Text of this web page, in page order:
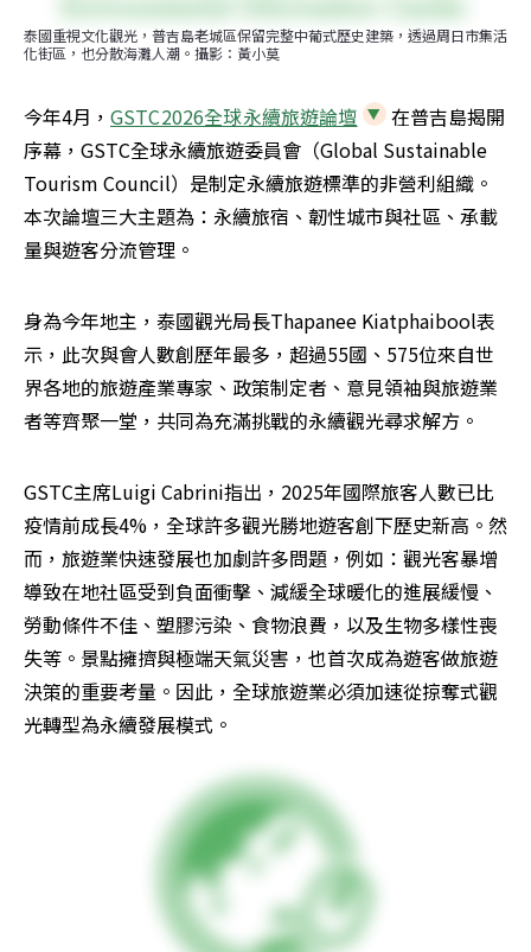
泰國重視文化觀光，普吉島老城區保留完整中葡式歷史建築，透過周日市集活
化街區，也分散海灘人潮。攝影：黃小莫
今年4月， GSTC2026全球永續旅遊論壇
在普吉島揭開
序幕，GSTC全球永續旅遊委員會（Global Sustainable
Tourism Council）是制定永續旅遊標準的非營利組織。
本次論壇三大主題為：永續旅宿、韌性城市與社區、承載
量與遊客分流管理。
身為今年地主，泰國觀光局長Thapanee Kiatphaibool表
示，此次與會人數創歷年最多，超過55國、575位來自世
界各地的旅遊產業專家、政策制定者、意見領袖與旅遊業
者等齊聚一堂，共同為充滿挑戰的永續觀光尋求解方。
GSTC主席Luigi Cabrini指出，2025年國際旅客人數已比
疫情前成長4%，全球許多觀光勝地遊客創下歷史新高。然
而，旅遊業快速發展也加劇許多問題，例如：觀光客暴增
導致在地社區受到負面衝擊、減緩全球暖化的進展緩慢、
勞動條件不佳、塑膠污染、食物浪費，以及生物多樣性喪
失等。景點擁擠與極端天氣災害，也首次成為遊客做旅遊
決策的重要考量。因此，全球旅遊業必須加速從掠奪式觀
光轉型為永續發展模式。